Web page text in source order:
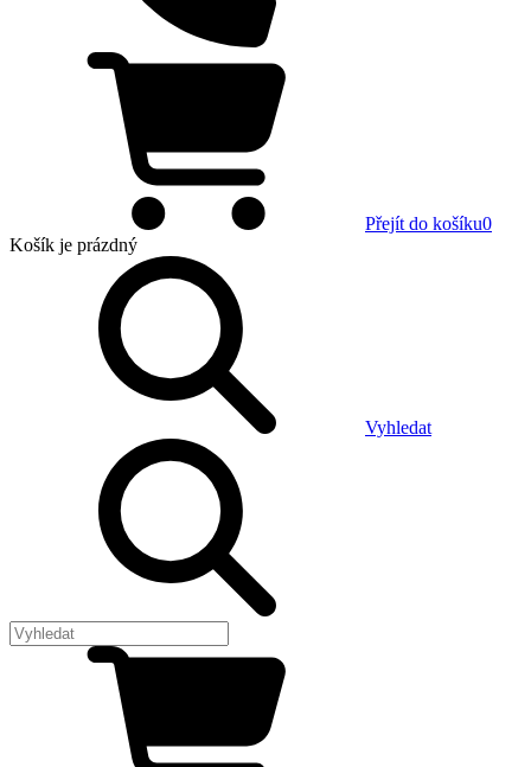
Přejít do košíku0
Košík je prázdný
Vyhledat